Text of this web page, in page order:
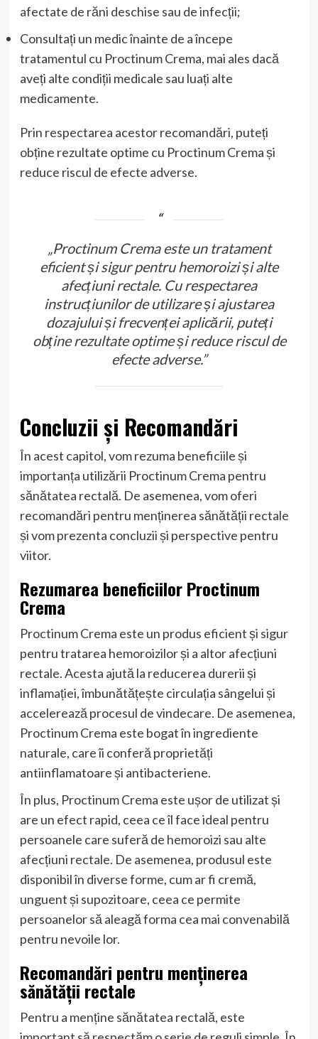
afectate de răni deschise sau de infecții;
Consultați un medic înainte de a începe
tratamentul cu Proctinum Crema, mai ales dacă
aveți alte condiții medicale sau luați alte
medicamente.
Prin respectarea acestor recomandări, puteți
obține rezultate optime cu Proctinum Crema și
reduce riscul de efecte adverse.
„Proctinum Crema este un tratament
eficient și sigur pentru hemoroizi și alte
afecțiuni rectale. Cu respectarea
instrucțiunilor de utilizare și ajustarea
dozajului și frecvenței aplicării, puteți
obține rezultate optime și reduce riscul de
efecte adverse.”
Concluzii și Recomandări
În acest capitol, vom rezuma beneficiile și
importanța utilizării Proctinum Crema pentru
sănătatea rectală. De asemenea, vom oferi
recomandări pentru menținerea sănătății rectale
și vom prezenta concluzii și perspective pentru
viitor.
Rezumarea beneficiilor Proctinum
Crema
Proctinum Crema este un produs eficient și sigur
pentru tratarea hemoroizilor și a altor afecțiuni
rectale. Acesta ajută la reducerea durerii și
inflamației, îmbunătățește circulația sângelui și
accelerează procesul de vindecare. De asemenea,
Proctinum Crema este bogat în ingrediente
naturale, care îi conferă proprietăți
antiinflamatoare și antibacteriene.
În plus, Proctinum Crema este ușor de utilizat și
are un efect rapid, ceea ce îl face ideal pentru
persoanele care suferă de hemoroizi sau alte
afecțiuni rectale. De asemenea, produsul este
disponibil în diverse forme, cum ar fi cremă,
unguent și supozitoare, ceea ce permite
persoanelor să aleagă forma cea mai convenabilă
pentru nevoile lor.
Recomandări pentru menținerea
sănătății rectale
Pentru a menține sănătatea rectală, este